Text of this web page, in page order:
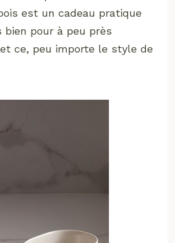
est un cadeau pratique
bien pour à peu près
ce, peu importe le style de